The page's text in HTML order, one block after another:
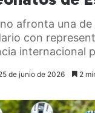
afronta una de
con
internacional
de junio de 2026 2